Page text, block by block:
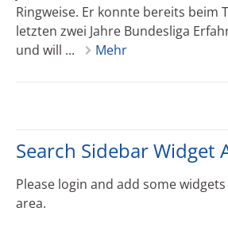
Ringweise. Er konnte bereits beim
letzten zwei Jahre Bundesliga
und will ...
Mehr
Search Sidebar Widget
Please login and add some
area.